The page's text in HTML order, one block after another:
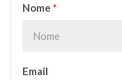
Nome *
Email